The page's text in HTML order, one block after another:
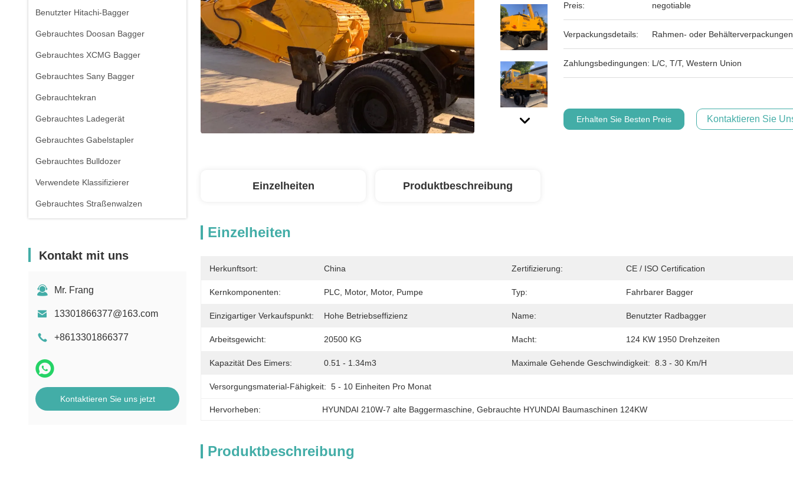
Benutzter Hitachi-Bagger
Gebrauchtes Doosan Bagger
Gebrauchtes XCMG Bagger
Gebrauchtes Sany Bagger
Gebrauchtekran
Gebrauchtes Ladegerät
Gebrauchtes Gabelstapler
Gebrauchtes Bulldozer
Verwendete Klassifizierer
Gebrauchtes Straßenwalzen
Kontakt mit uns
Mr. Frang
13301866377@163.com
+8613301866377
Kontaktieren Sie uns jetzt
Preis: negotiable
Verpackungsdetails: Rahmen- oder Behälterverpackungen
Zahlungsbedingungen: L/C, T/T, Western Union
Erhalten Sie Besten Preis Kontaktieren Sie
Einzelheiten Produktbeschreibung
Einzelheiten
Herkunftsort: China Zertifizierung: CE / ISO Certification
Kernkomponenten: PLC, Motor, Motor, Pumpe Typ: Fahrbarer Bagger
Einzigartiger Verkaufspunkt: Hohe Betriebseffizienz Name: Benutzter Radbagger
Arbeitsgewicht: 20500 KG Macht: 124 KW 1950 Drehzeiten
Kapazität Des Eimers: 0.51 - 1.34m3 Maximale Gehende Geschwindigkeit: 8.3 - 30 Km/h
Versorgungsmaterial-Fähigkeit: 5 - 10 Einheiten Pro Monat
Hervorheben: HYUNDAI 210W-7 alte Baggermaschine , Gebrauchte HYUNDAI Baumaschinen 124KW
Produktbeschreibung